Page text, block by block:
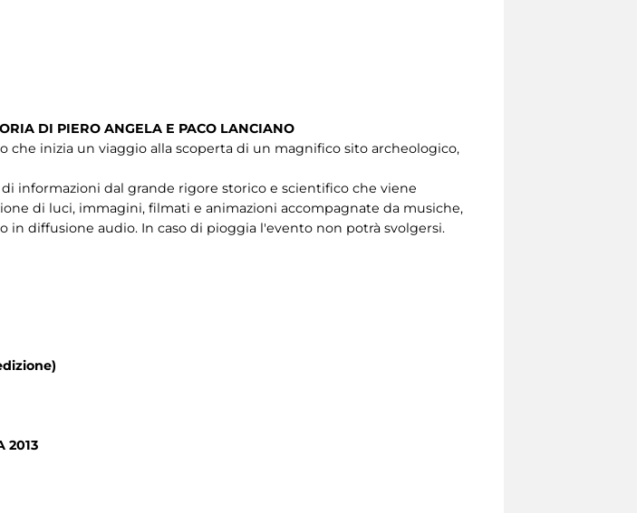
DI PIERO ANGELA E PACO LANCIANO
che inizia un viaggio alla scoperta di un magnifico sito archeologico,
informazioni dal grande rigore storico e scientifico che viene
di luci, immagini, filmati e animazioni accompagnate da musiche,
in diffusione audio. In caso di pioggia l'evento non potrà svolgersi.
2013